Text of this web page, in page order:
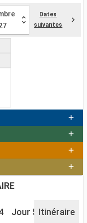
Dates
suivantes
Jour 5 Jour 6
Itinéraire